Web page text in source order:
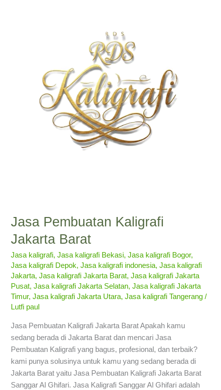
Jasa Pembuatan Kaligrafi
Jakarta Barat
Jasa kaligrafi,Jasa kaligrafi Bekasi,Jasa kaligrafi Bogor,
Jasa kaligrafi Depok,Jasa kaligrafi indonesia,Jasa kaligrafi
Jakarta,Jasa kaligrafi Jakarta Barat,Jasa kaligrafi Jakarta
Pusat,Jasa kaligrafi Jakarta Selatan,Jasa kaligrafi Jakarta
Timur,Jasa kaligrafi Jakarta Utara,Jasa kaligrafi Tangerang /
Lutfi paul
Jasa Pembuatan Kaligrafi Jakarta Barat Apakah kamu
sedang berada di Jakarta Barat dan mencari Jasa
Pembuatan Kaligrafi yang bagus, profesional, dan terbaik?
kami punya solusinya untuk kamu yang sedang berada di
Jakarta Barat yaitu Jasa Pembuatan Kaligrafi Jakarta Barat
Sanggar Al Ghifari. Jasa Kaligrafi Sanggar Al Ghifari adalah